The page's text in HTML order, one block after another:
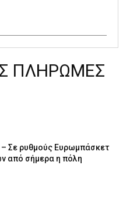
ΠΛΗΡΩΜΕΣ
– Σε ρυθμούς Ευρωμπάσκετ
από σήμερα η πόλη